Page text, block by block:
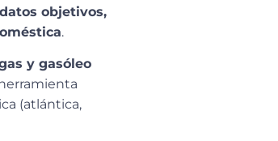
objetivos,
.
y gasóleo
(atlántica,